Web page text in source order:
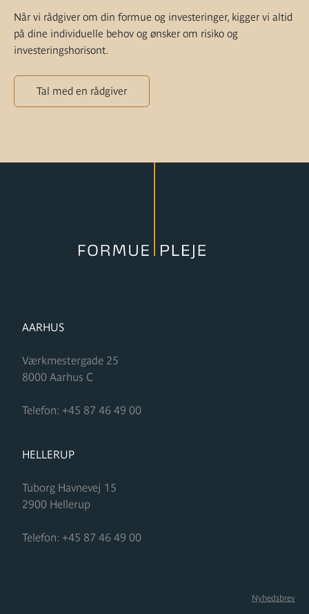
Når vi rådgiver om din formue og investeringer, kigger vi altid
på dine individuelle behov og ønsker om risiko og
investeringshorisont.
Tal med en rådgiver
FORMUPLEJE
AARHUS
Værkmestergade 25
8000 Aarhus C
Telefon: +45 87 46 49 00
FORMUPLEJE
HELLERUP
Tuborg Havnevej 15
2900 Hellerup
Telefon: +45 87 46 49 00
Nyhedsbrev